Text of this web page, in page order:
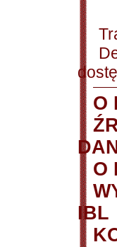
O
O
IBL